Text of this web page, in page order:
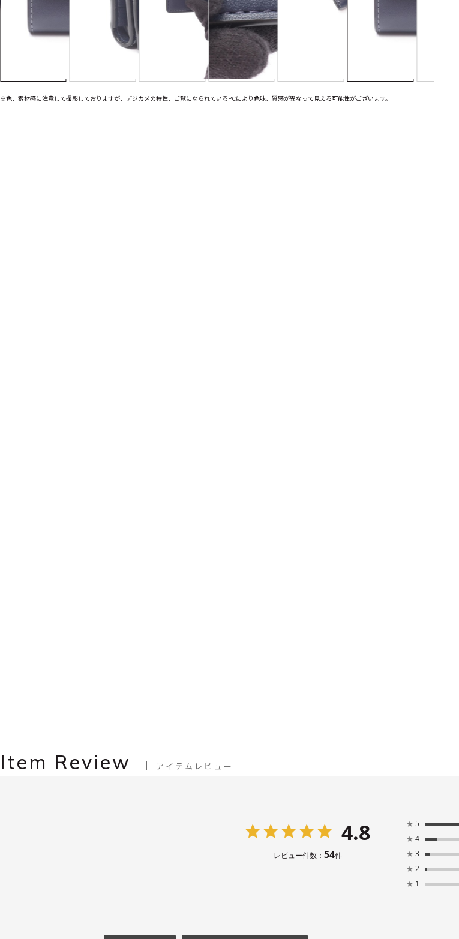
※色、素材感に注意して撮影しておりますが、デジカメの特性、ご覧になられているPCにより色味、質感が異なって見える可能性がございます。
Item Review アイテムレビュー
4.8
レビュー件数： 54件
★ 5
★ 4
★ 3
★ 2
★ 1